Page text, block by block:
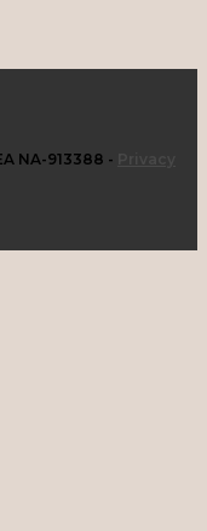
NA-913388 -